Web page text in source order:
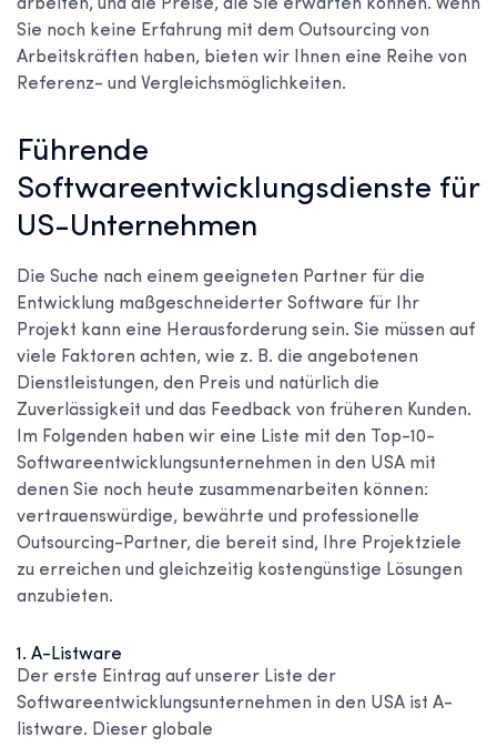
arbeiten, und die Preise, die Sie erwarten können. Wenn
Sie noch keine Erfahrung mit dem Outsourcing von
Arbeitskräften haben, bieten wir Ihnen eine Reihe von
Referenz- und Vergleichsmöglichkeiten.
Führende
Softwareentwicklungsdienste für
US-Unternehmen
Die Suche nach einem geeigneten Partner für die
Entwicklung maßgeschneiderter Software für Ihr
Projekt kann eine Herausforderung sein. Sie müssen auf
viele Faktoren achten, wie z. B. die angebotenen
Dienstleistungen, den Preis und natürlich die
Zuverlässigkeit und das Feedback von früheren Kunden.
Im Folgenden haben wir eine Liste mit den
Top-10-
Softwareentwicklungsunternehmen in den USA mit
denen Sie noch heute zusammenarbeiten können:
vertrauenswürdige, bewährte und professionelle
Outsourcing-Partner, die bereit sind, Ihre Projektziele
zu erreichen und gleichzeitig kostengünstige Lösungen
anzubieten.
1. A-Listware
Der erste Eintrag auf unserer Liste der
Softwareentwicklungsunternehmen in den USA ist A-
listware. Dieser globale